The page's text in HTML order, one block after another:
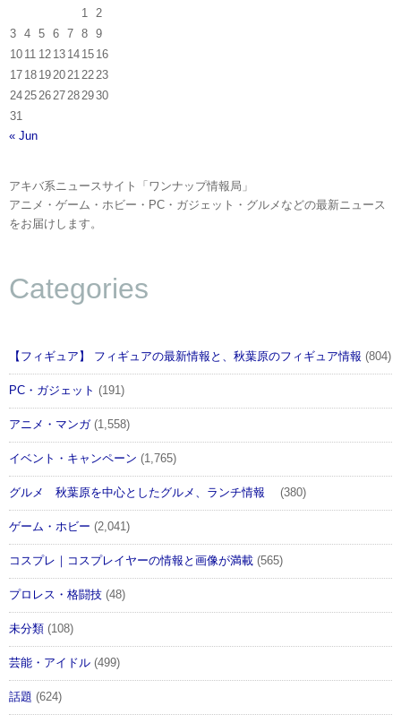
1
2
3
4 5 6 7 8
9
10 11 12 13 14 15 16
17 18 19 20 21 22 23
24 25 26 27 28 2930
31
« Jun
アキバ系ニュースサイト「ワンナップ情報局」
アニメ・ゲーム・ホビー・PC・ガジェット・グルメなどの最新ニュース
をお届けします。
Categories
【フィギュア】 フィギュアの最新情報と、秋葉原のフィギュア情報 (804)
PC・ガジェット (191)
アニメ・マンガ(1,558)
イベント・キャンペーン (1,765)
グルメ 秋葉原を中心としたグルメ、ランチ情報 (380)
ゲーム・ホビー (2,041)
コスプレ｜コスプレイヤーの情報と画像が満載 (565)
プロレス・格闘技 (48)
未分類 (108)
芸能・アイドル (499)
話題 (624)